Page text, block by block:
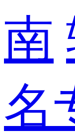
南
名